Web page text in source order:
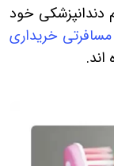
دندانپزشکی خود
خریداری